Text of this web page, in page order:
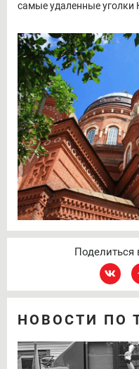
самые удаленные уголки
Поделиться
НОВОСТИ ПО